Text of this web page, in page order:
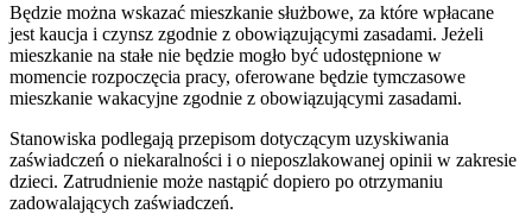
Będzie można wskazać mieszkanie służbowe, za które wpłacane
jest kaucja i czynsz zgodnie z obowiązującymi zasadami. Jeżeli
mieszkanie na stałe nie będzie mogło być udostępnione w
momencie rozpoczęcia pracy, oferowane będzie tymczasowe
mieszkanie wakacyjne zgodnie z obowiązującymi zasadami.
Stanowiska podlegają przepisom dotyczącym uzyskiwania
zaświadczeń o niekaralności i o nieposzlakowanej opinii w zakresie
dzieci. Zatrudnienie może nastąpić dopiero po otrzymaniu
zadowalających zaświadczeń.